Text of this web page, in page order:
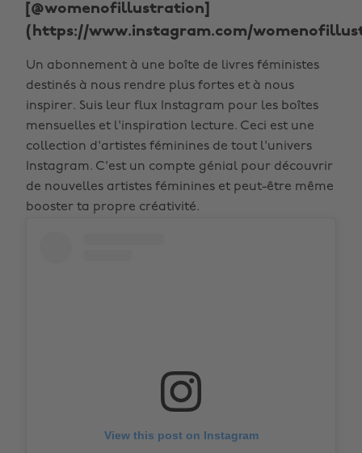
[@womenofillustration]
(https://www.instagram.com/
Un abonnement à une boîte de livres féministes
destinés à nous rendre plus fortes et à nous
inspirer. Suis leur flux Instagram pour les boîtes
mensuelles et l'inspiration lecture. Ceci est une
collection d'artistes féminines de tout l'univers
Instagram. C'est un compte génial pour découvrir
de nouvelles artistes féminines et peut-être même
booster ta propre créativité.
View this post on Instagram